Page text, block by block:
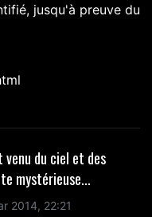
jusqu'à preuve du
venu du ciel et des
mystérieuse...
2014, 22:21